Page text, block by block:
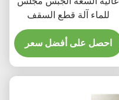
للماء آلة قطع السقف
الكاذبة
احصل على أفضل سعر